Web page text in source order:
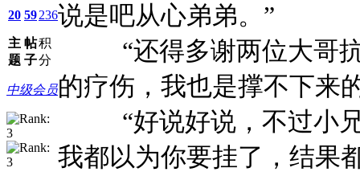
20
主
题
59
帖
子
236
积
分
中级会员
说是吧从心弟弟。”
“还得多谢两位大哥抗
的疗伤，我也是撑不下来
“好说好说，不过小兄
我都以为你要挂了，结果